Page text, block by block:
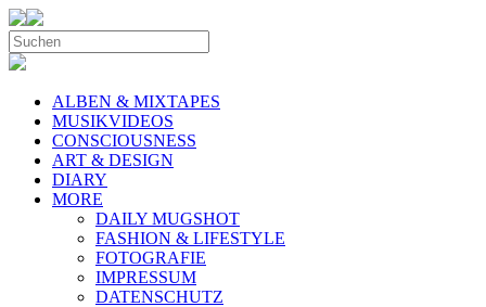
ALBEN & MIXTAPES
MUSIKVIDEOS
CONSCIOUSNESS
ART & DESIGN
DIARY
MORE
DAILY MUGSHOT
FASHION & LIFESTYLE
FOTOGRAFIE
IMPRESSUM
DATENSCHUTZ